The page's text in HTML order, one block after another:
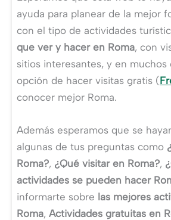
ayuda para planear de la mejor
con el tipo de actividades
que ver y hacer en Roma, con
sitios interesantes, y en muchos
opción de hacer visitas gratis (
conocer mejor Roma.
Además esperamos que se
algunas de tus preguntas como
Roma?, ¿Qué visitar en Roma?,
actividades se pueden hacer
informarte sobre las mejores
Roma, Actividades gratuitas en